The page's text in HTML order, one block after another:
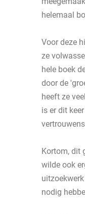
helemaal
Voor deze
ze
hele boek
door de
heeft ze
is er dit
Kortom, dit
wilde ook
nodig